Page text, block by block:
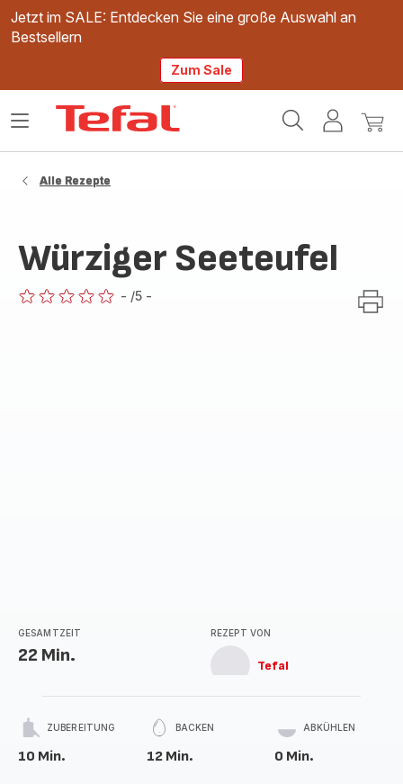
Jetzt im SALE: Entdecken Sie eine große Auswahl an
Bestsellern
Zum Sale
Mein
Mein
Das
Alle Rezepte
Würziger Seeteufel
- /5 -
GESAMTZEIT
22 Min.
REZEPT VON
Tefal
ZUBEREITUNG
10 Min.
BACKEN
12 Min.
ABKÜHLEN
0 Min.